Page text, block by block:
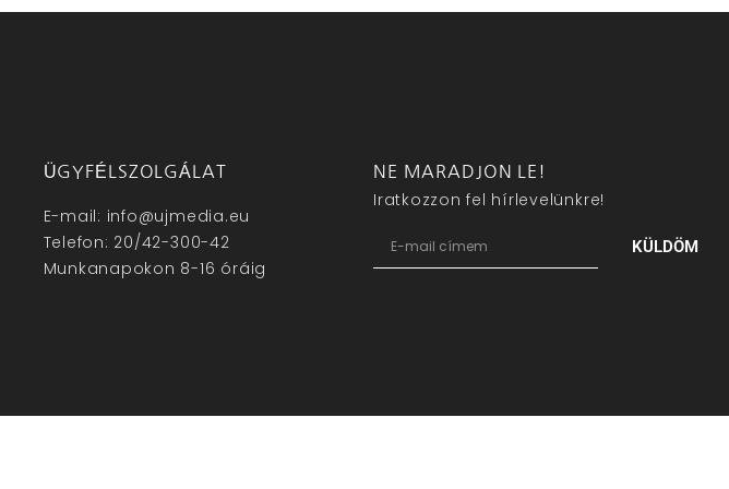
ÜGYFÉLSZOLGÁLAT
E-mail: info@ujmedia.eu
Telefon: 20/42-300-42
Munkanapokon 8-16 óráig
NE MARADJON LE!
Iratkozzon fel hírlevelünkre!
KÜLDÖM